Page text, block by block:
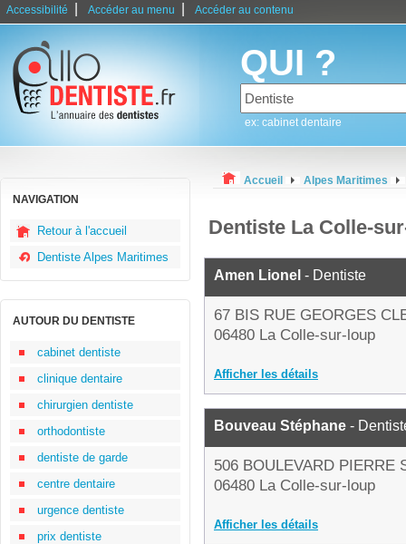
Accessibilité Accéder au menu Accéder au contenu
QUI ?
ex: cabinet dentaire
NAVIGATION
Retour à l'accueil
Dentiste Alpes Maritimes
AUTOUR DU DENTISTE
cabinet dentiste
clinique dentaire
chirurgien dentiste
orthodontiste
dentiste de garde
centre dentaire
urgence dentiste
prix dentiste
Accueil Alpes Maritimes
Dentiste La Colle-
Amen Lionel - Dentiste
67 BIS RUE GEORGES
06480 La Colle-sur-loup
Afficher les détails
Bouveau Stéphane -
506 BOULEVARD PIERRE
06480 La Colle-sur-loup
Afficher les détails